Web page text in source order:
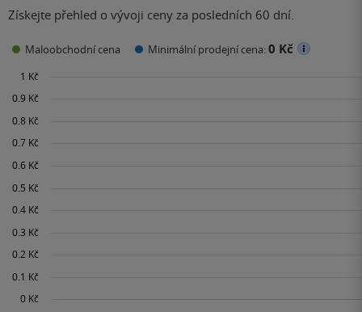
Získejte přehled o vývoji ceny za posledních 60 dní.
Maloobchodní cena Minimální prodejní cena:0 Kč